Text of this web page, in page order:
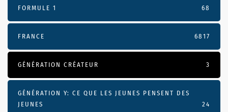
FORMULE 1 68
FRANCE 6817
GÉNÉRATION CRÉATEUR 3
GÉNÉRATION Y: CE QUE LES JEUNES PENSENT DES
JEUNES
24